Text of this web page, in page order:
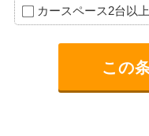
カースペース2台以上